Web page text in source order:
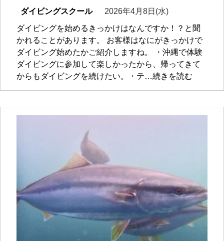
ダイビングスクール
2026年4月8日(水)
ダイビングを始めるきっかけはなんですか！？と聞
かれることがあります。 お客様はなにがきっかけで
ダイビング始めたかご紹介しますね。 ・沖縄で体験
ダイビングに参加して楽しかったから、帰ってきて
からもダイビングを続けたい。・テ…続きを読む